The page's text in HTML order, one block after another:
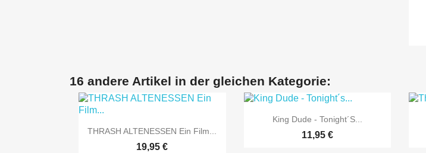
16 andere Artikel in der gleichen Kategorie:
 Vorschau
THRASH ALTENESSEN Ein Film...
19,95 €
 Vorschau
King Dude - Tonight´s...
11,95 €